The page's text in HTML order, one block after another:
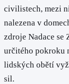
civilistech, mezi
nalezena v
zdroje Nadace se
určitého pokroku
lidských obětí
sil.